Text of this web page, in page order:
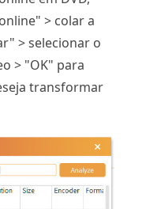
> colar a
> selecionar o
> "OK" para
transformar